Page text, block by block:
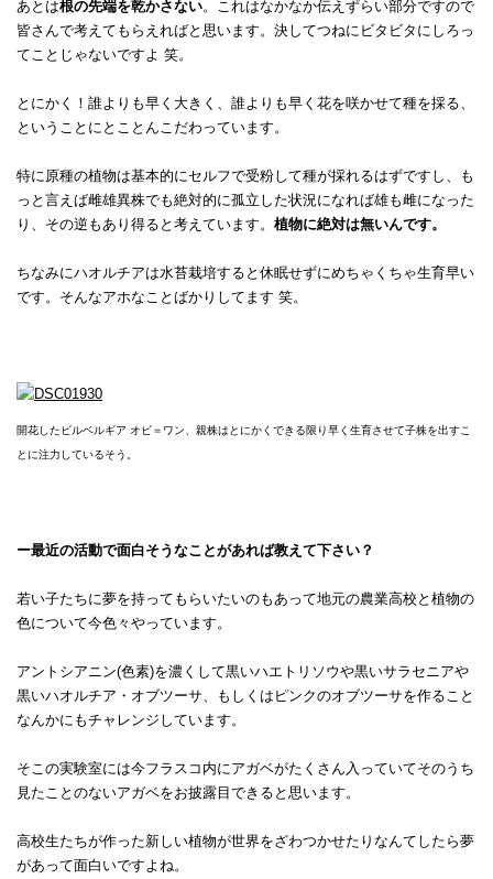
あとは根の先端を乾かさない。これはなかなか伝えずらい部分ですので
皆さんで考えてもらえればと思います。決してつねにビタビタにしろっ
てことじゃないですよ 笑。
とにかく！誰よりも早く大きく、誰よりも早く花を咲かせて種を採る、
ということにとことんこだわっています。
特に原種の植物は基本的にセルフで受粉して種が採れるはずですし、も
っと言えば雌雄異株でも絶対的に孤立した状況になれば雄も雌になった
り、その逆もあり得ると考えています。 植物に絶対は無いんです。
ちなみにハオルチアは水苔栽培すると休眠せずにめちゃくちゃ生育早い
です。そんなアホなことばかりしてます 笑。
開花したビルベルギア オビ＝ワン、親株はとにかくできる限り早く生育させて子株を出すこ
とに注力しているそう。
ー最近の活動で面白そうなことがあれば教えて下さい？
若い子たちに夢を持ってもらいたいのもあって地元の農業高校と植物の
色について今色々やっています。
アントシアニン(色素)を濃くして黒いハエトリソウや黒いサラセニアや
黒いハオルチア・オブツーサ、もしくはピンクのオブツーサを作ること
なんかにもチャレンジしています。
そこの実験室には今フラスコ内にアガベがたくさん入っていてそのうち
見たことのないアガベをお披露目できると思います。
高校生たちが作った新しい植物が世界をざわつかせたりなんてしたら夢
があって面白いですよね。